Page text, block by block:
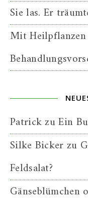
Sie las. Er
Mit
PatrickzuEin
Silke Bickerzu
Feldsalat?
Gänseblümchen